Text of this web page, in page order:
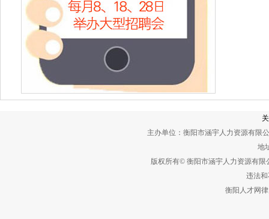
主办单位：衡阳市涵宇人力资源有限
地
版权所有© 衡阳市涵宇人力资源有
违法和
衡阳人才网